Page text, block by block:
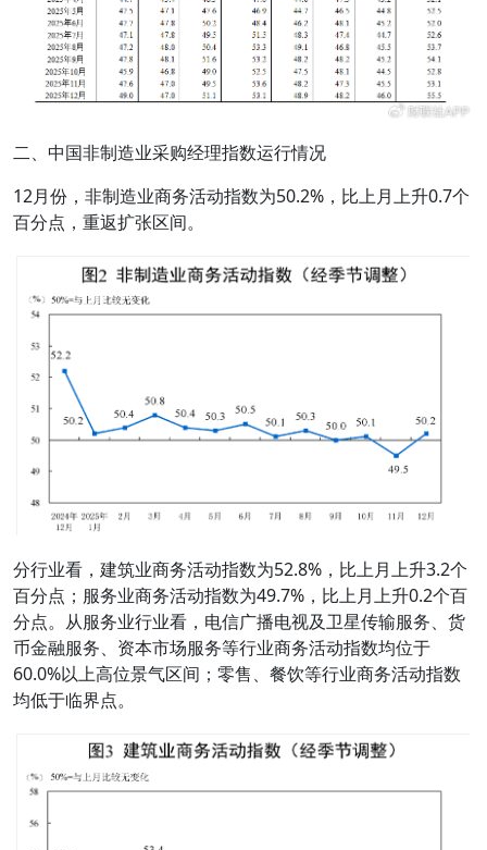
二、中国非制造业采购经理指数运行情况
12月份，非制造业商务活动指数为50.2%，比上月上升0.7个
百分点，重返扩张区间。
分行业看，建筑业商务活动指数为52.8%，比上月上升3.2个
百分点；服务业商务活动指数为49.7%，比上月上升0.2个百
分点。从服务业行业看，电信广播电视及卫星传输服务、货
币金融服务、资本市场服务等行业商务活动指数均位于
60.0%以上高位景气区间；零售、餐饮等行业商务活动指数
均低于临界点。